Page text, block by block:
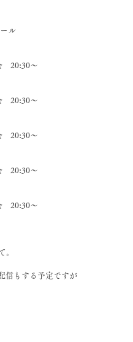
ル
20:30〜
20:30〜
20:30〜
20:30〜
20:30〜
。
信もする予定ですが